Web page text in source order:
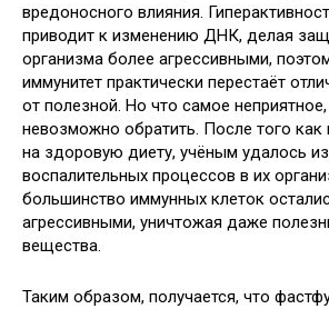
вредоносного влияния.
приводит к изменению ДНК, делая
организма более агрессивными,
иммунитет практически перестаёт
от полезной. Но что самое
невозможно обратить. После того
на здоровую диету, учёным удалось
воспалительных процессов в их
большинство иммунных клеток
агрессивными, уничтожая даже
вещества.
Таким образом, получается, что